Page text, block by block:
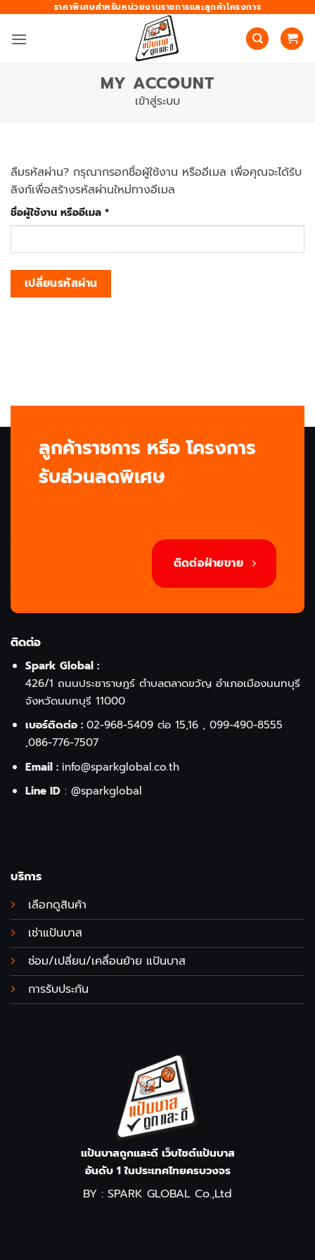
ยัง
ราคาพิเศษสำหรับหน่วยงานราชการและลูกค้าโครงการ
MY ACCOUNT
เข้าสู่ระบบ
ลืมรหัสผ่าน? กรุณากรอกชื่อผู้ใช้งาน หรืออีเมล เพื่อคุณจะได้รับ
ลิงก์เพื่อสร้างรหัสผ่านใหม่ทางอีเมล
ชื่อผู้ใช้งาน หรืออีเมล *ต้องการ
เปลี่ยนรหัสผ่าน
ลูกค้าราชการ หรือ โครงการ
รับส่วนลดพิเศษ
ติดต่อฝ่ายขาย
ติดต่อ
Spark Global :
426/1 ถนนประชาราษฎร์ ตำบลตลาดขวัญ อำเภอเมืองนนทบุรี
จังหวัดนนทบุรี 11000
เบอร์ติดต่อ : 02-968-5409ต่อ 15,16 , 099-490-8555
,086-776-7507
Email : info@sparkglobal.co.th
Line ID: @sparkglobal
บริการ
เลือกดูสินค้า
เช่าแป้นบาส
ซ่อม/เปลี่ยน/เคลื่อนย้าย แป้นบาส
การรับประกัน
แป้นบาสถูกและดี เว็บไซต์แป้นบาส
อันดับ 1 ในประเทศไทยครบวงจร
BY : SPARK GLOBAL Co.,Ltd